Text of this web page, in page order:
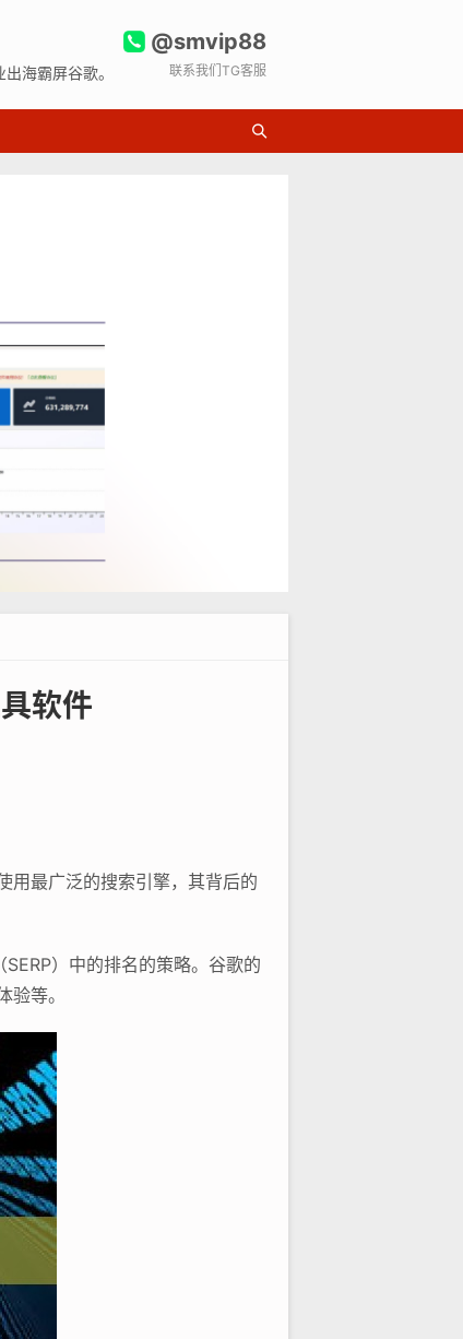
海霸屏谷歌。
@smvip88
联系我们TG客服
软件
用最广泛的搜索引擎，其背后的
）中的排名的策略。谷歌的
等。